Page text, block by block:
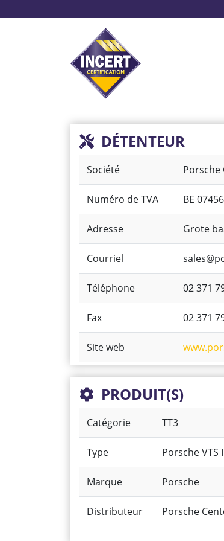
au
DÉTENTEUR
Société Porsche
Numéro de TVA BE
Adresse Grote
Courriel
Téléphone 02 371
Fax 02 371
Site web
PRODUIT(S)
Catégorie TT3
Type Porsche VTS
Marque Porsche
Distributeur Porsche